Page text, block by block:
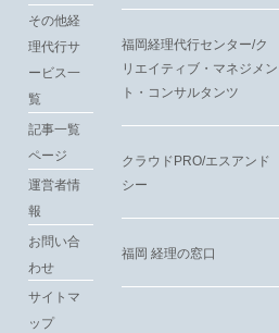
その他経
理代行サ
ービス一
覧
記事一覧
ページ
運営者情
報
お問い合
わせ
サイトマ
ップ
福岡経理代行センター/ク
リエイティブ・マネジメン
ト・コンサルタンツ
クラウドPRO/エスアンド
シー
福岡 経理の窓口